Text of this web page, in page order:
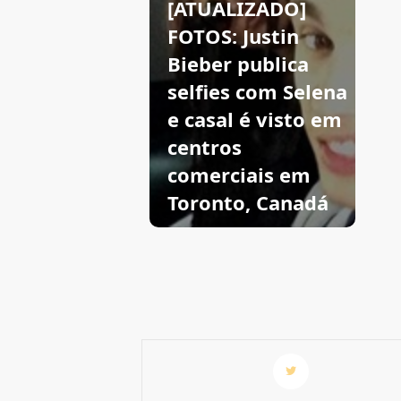
[ATUALIZADO]
FOTOS: Justin
Bieber publica
selfies com Selena
e casal é visto em
centros
comerciais em
Toronto, Canadá